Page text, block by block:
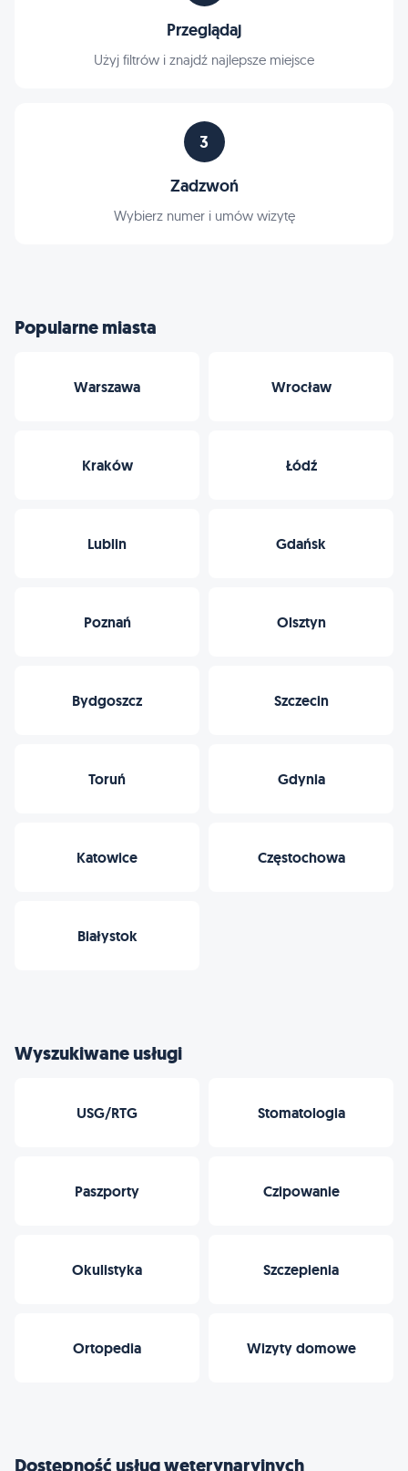
Przeglądaj
Użyj filtrów i znajdź najlepsze miejsce
3
Zadzwoń
Wybierz numer i umów wizytę
Popularne miasta
Warszawa Wrocław
Kraków Łódź
Lublin Gdańsk
Poznań Olsztyn
Bydgoszcz Szczecin
Toruń Gdynia
Katowice Częstochowa
Białystok
Wyszukiwane usługi
USG/RTG Stomatologia
Paszporty Czipowanie
Okulistyka Szczepienia
Ortopedia Wizyty domowe
Dostępność usług weterynaryjnych